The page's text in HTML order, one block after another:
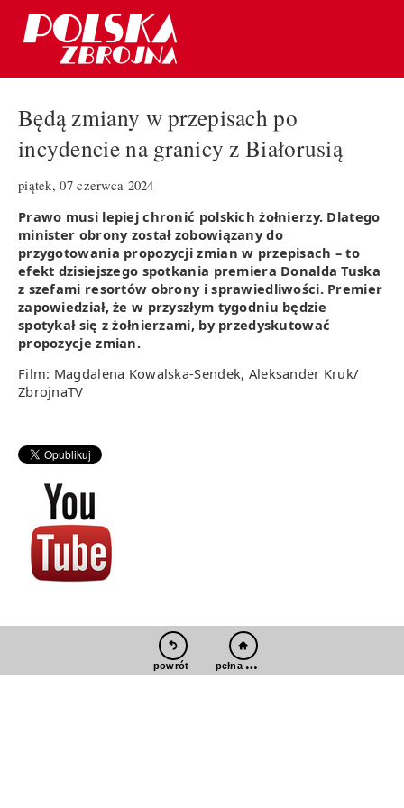
Będą zmiany w przepisach po
incydencie na granicy z Białorusią
piątek, 07 czerwca 2024
Prawo musi lepiej chronić polskich żołnierzy. Dlatego
minister obrony został zobowiązany do
przygotowania propozycji zmian w przepisach – to
efekt dzisiejszego spotkania premiera Donalda Tuska
z szefami resortów obrony i sprawiedliwości. Premier
zapowiedział, że w przyszłym tygodniu będzie
spotykał się z żołnierzami, by przedyskutować
propozycje zmian.
Film: Magdalena Kowalska-Sendek, Aleksander Kruk/
ZbrojnaTV
powrót pełna wersja